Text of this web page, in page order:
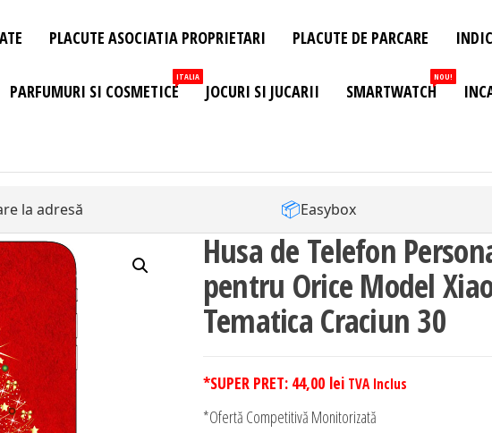
PLACUTE ASOCIATIA PROPRIETARI PLACUTE DE PARCARE
PARFUMURI SI COSMETICE
ITALIA
JOCURI SI JUCARII SMARTWATCH
NOU!
la adresă 📦Easybox
Husa de Telefon
pentru Orice Model
Tematica Craciun 30
*SUPER PRET: 44,00 lei TVA Inclus
*Ofertă Competitivă Monitorizată